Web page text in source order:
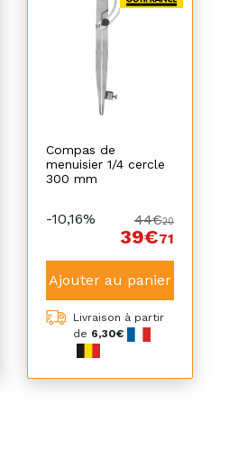
Compas de
menuisier 1/4 cercle
300 mm
-10,16% 44€20
39€71
Ajouter au panier
Livraison à partir
de 6,30€